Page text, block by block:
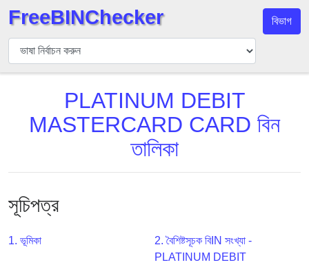
বিন
যাচাইকারী
এপিআই
BIN
Generator
BIN
FreeBINChecker বিভাগ
PLATINUM DEBIT
MASTERCARD CARD বিন
তালিকা
সূচিপত্র
1. ভূমিকা
2. বৈশিষ্টসূচক বিIN সংখ্যা -
PLATINUM DEBIT